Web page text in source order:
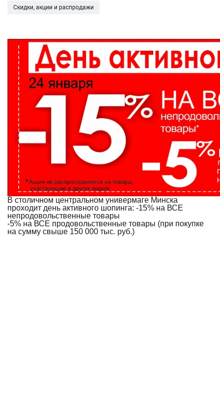
Скидки, акции и распродажи
В столичном центральном универмаге Минска
проходит день активного шопинга: -15% на ВСЕ
непродовольственные товары
-5% на ВСЕ продовольственные товары (при покупке
на сумму свыше 150 000 тыс. руб.)